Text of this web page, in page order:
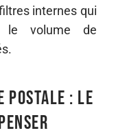
internes qui
le volume de
postale : le